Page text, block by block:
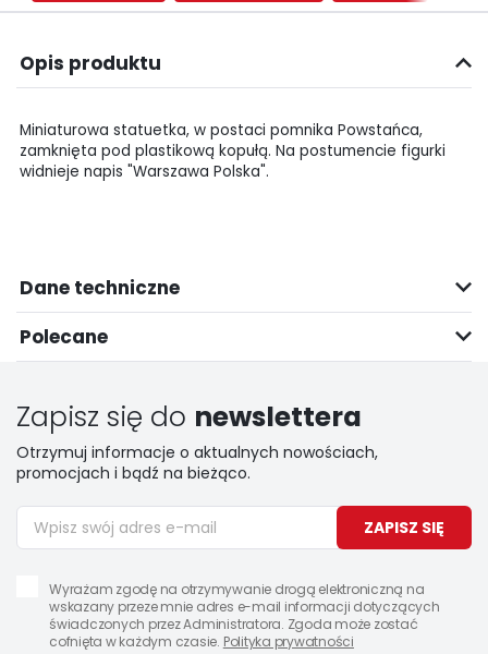
Opis produktu
Miniaturowa statuetka, w postaci pomnika Powstańca,
zamknięta pod plastikową kopułą. Na postumencie figurki
widnieje napis "Warszawa Polska".
Dane techniczne
Polecane
Zapisz się do newslettera
Otrzymuj informacje o aktualnych nowościach,
promocjach i bądź na bieżąco.
ZAPISZ SIĘ
Wyrażam zgodę na otrzymywanie drogą elektroniczną na
wskazany przeze mnie adres e-mail informacji dotyczących
świadczonych przez Administratora. Zgoda może zostać
cofnięta w każdym czasie. Polityka prywatności